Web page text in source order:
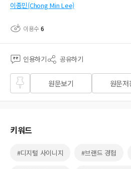
이종민(Chong Min Lee)
이용수6
인용하기 공유하기
즐겨
찾기
원문보기 원문저
키워드
#디지털 사이니지 #브랜드 경험